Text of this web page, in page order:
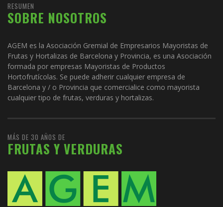
RESUMEN
SOBRE NOSOTROS
AGEM es la Asociación Gremial de Empresarios Mayoristas de
Frutas y Hortalizas de Barcelona y Provincia, es una Asociación
formada por empresas Mayoristas de Productos
Hortofrutícolas. Se puede adherir cualquier empresa de
Barcelona y / o Provincia que comercialice como mayorista
cualquier tipo de frutas, verduras y hortalizas.
MÁS DE 30 AÑOS DE
FRUTAS Y VERDURAS